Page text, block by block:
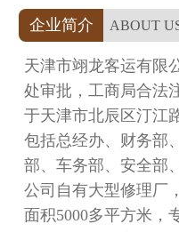
企业简介 ABOUT
天津市翊龙客运有限
处审批，工商局合法
于天津市北辰区汀江
包括总经办、财务部
部、车务部、安全部
公司自有大型修理厂
面积5000多平方米，